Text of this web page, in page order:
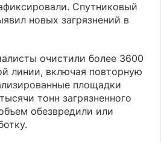
Спутниковый
новых загрязнений в
очистили более 3600
линии, включая повторную
площадки
тонн загрязненного
обезвредили или